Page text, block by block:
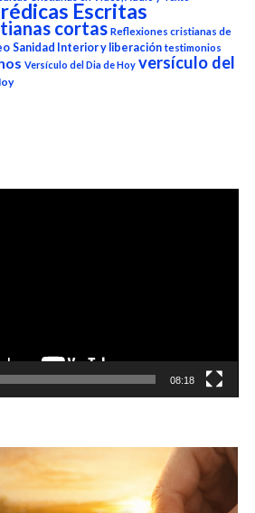
Escritas
cortas Reflexiones cristianas de
Sanidad Interior y liberación testimonios
Versículo del Dia de Hoy versículo del
08:18